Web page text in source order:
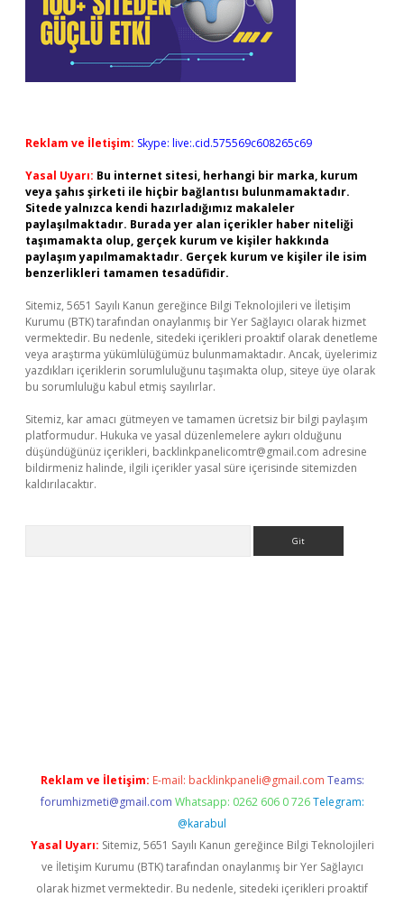
Reklam ve İletişim: Skype: live:.cid.575569c608265c69
Yasal Uyarı: Bu internet sitesi, herhangi bir marka, kurum
veya şahıs şirketi ile hiçbir bağlantısı bulunmamaktadır.
Sitede yalnızca kendi hazırladığımız makaleler
paylaşılmaktadır. Burada yer alan içerikler haber niteliği
taşımamakta olup, gerçek kurum ve kişiler hakkında
paylaşım yapılmamaktadır. Gerçek kurum ve kişiler ile isim
benzerlikleri tamamen tesadüfidir.
Sitemiz, 5651 Sayılı Kanun gereğince Bilgi Teknolojileri ve İletişim
Kurumu (BTK) tarafından onaylanmış bir Yer Sağlayıcı olarak hizmet
vermektedir. Bu nedenle, sitedeki içerikleri proaktif olarak denetleme
veya araştırma yükümlülüğümüz bulunmamaktadır. Ancak, üyelerimiz
yazdıkları içeriklerin sorumluluğunu taşımakta olup, siteye üye olarak
bu sorumluluğu kabul etmiş sayılırlar.
Sitemiz, kar amacı gütmeyen ve tamamen ücretsiz bir bilgi paylaşım
platformudur. Hukuka ve yasal düzenlemelere aykırı olduğunu
düşündüğünüz içerikleri, backlinkpanelicomtr@gmail.com adresine
bildirmeniz halinde, ilgili içerikler yasal süre içerisinde sitemizden
kaldırılacaktır.
Reklam ve İletişim: E-mail: backlinkpaneli@gmail.com Teams:
forumhizmeti@gmail.com Whatsapp: 0262 606 0 726 Telegram:
@karabul
Yasal Uyarı: Sitemiz, 5651 Sayılı Kanun gereğince Bilgi Teknolojileri
ve İletişim Kurumu (BTK) tarafından onaylanmış bir Yer Sağlayıcı
olarak hizmet vermektedir. Bu nedenle, sitedeki içerikleri proaktif